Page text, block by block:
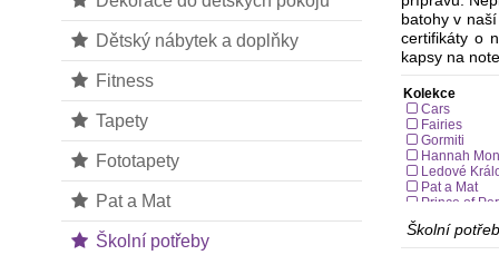
batohy v
certifikáty o
kapsy na
Kolekce
Cars
Fairies
Gormiti
Hannah
Ledové
Pat a Mat
Prince of
Školní
Dětský nábytek a doplňky
Fitness
Tapety
Fototapety
Pat a Mat
Školní potřeby